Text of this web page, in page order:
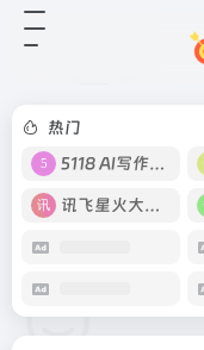
热门
5118 AI写作工具
讯飞星火大模型